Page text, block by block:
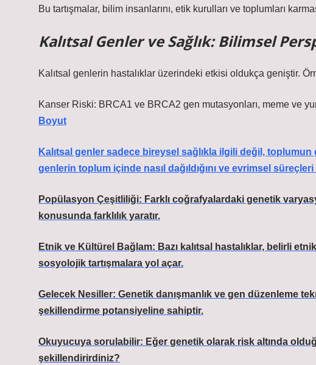
Bu tartışmalar, bilim insanlarını, etik kurulları ve toplumları
Kalıtsal Genler ve Sağlık: Bilimsel
Kalıtsal genlerin hastalıklar üzerindeki etkisi oldukça geniştir.
Kanser Riski: BRCA1 ve BRCA2 gen mutasyonları, meme ve
Boyut
Kalıtsal genler sadece bireysel sağlıkla ilgili değil, toplumun
genlerin toplum içinde nasıl dağıldığını ve evrimsel süreçleri
Popülasyon Çeşitliliği: Farklı coğrafyalardaki genetik
konusunda farklılık yaratır.
Etnik ve Kültürel Bağlam: Bazı kalıtsal hastalıklar, belirli
sosyolojik tartışmalara yol açar.
Gelecek Nesiller: Genetik danışmanlık ve gen düzenleme
şekillendirme potansiyeline sahiptir.
Okuyucuya sorulabilir: Eğer genetik olarak risk altında
şekillendirirdiniz?